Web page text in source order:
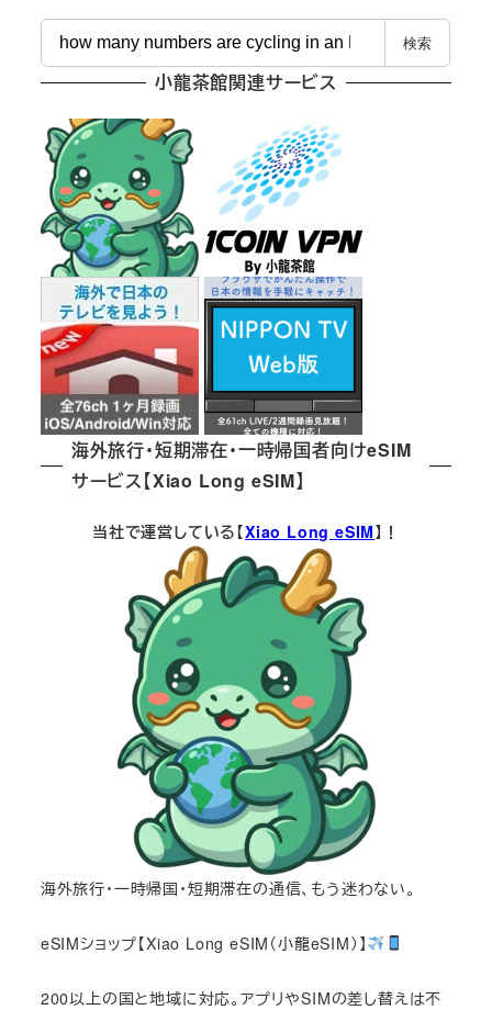
ペ
ー
ジ
送
り
索
検索
小龍茶館関連サービス
海外旅行・短期滞在・一時帰国者向けeSIM
サービス【Xiao Long eSIM】
当社で運営している【Xiao Long eSIM】！
海外旅行・一時帰国・短期滞在の通信、もう迷わない。
eSIMショップ【Xiao Long eSIM（小龍eSIM）】
200以上の国と地域に対応。アプリやSIMの差し替えは不